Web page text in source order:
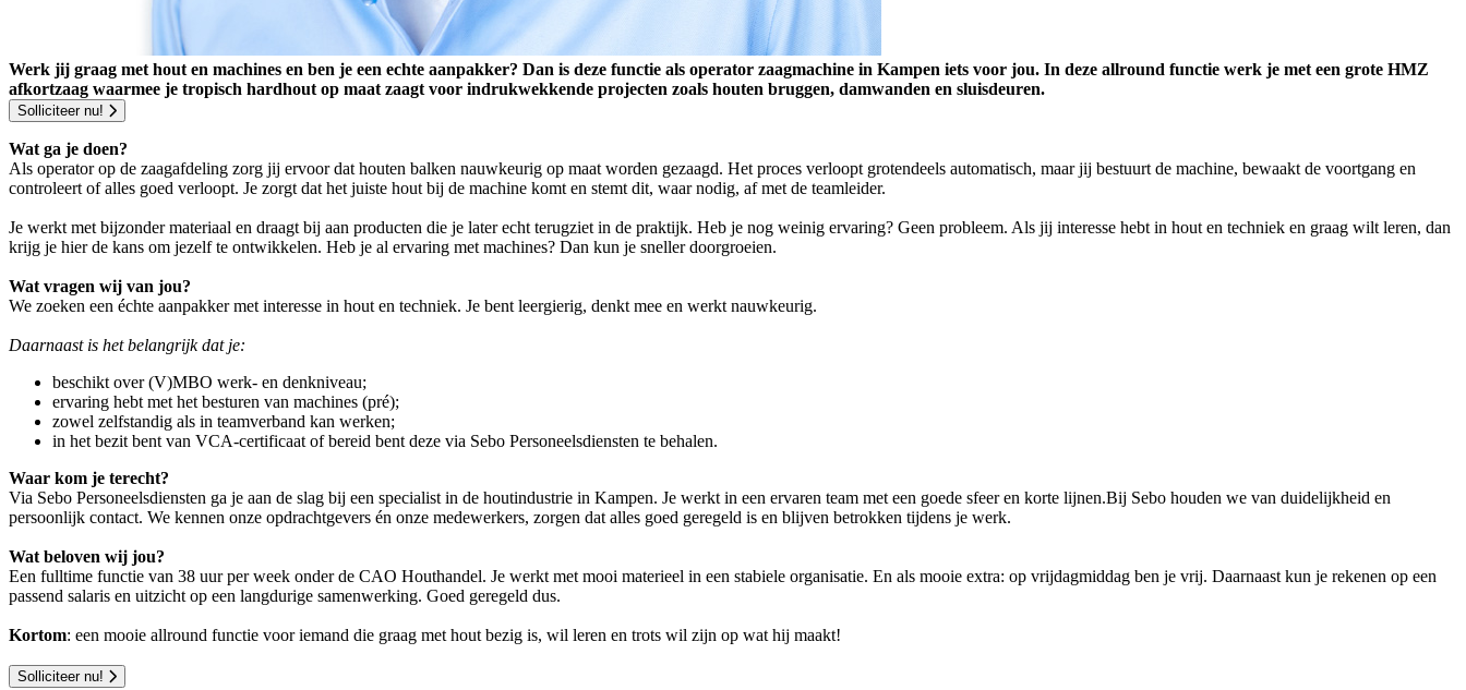
Werk jij graag met hout en machines en ben je een echte aanpakker? Dan is deze functie als operator zaagmachine in Kampen iets voor jou. In deze allround functie werk je met een grote HMZ
afkortzaag waarmee je tropisch hardhout op maat zaagt voor indrukwekkende projecten zoals houten bruggen, damwanden en sluisdeuren.
Solliciteer nu!
Wat ga je doen?
Als operator op de zaagafdeling zorg jij ervoor dat houten balken nauwkeurig op maat worden gezaagd. Het proces verloopt grotendeels automatisch, maar jij bestuurt de machine, bewaakt de voortgang en
controleert of alles goed verloopt. Je zorgt dat het juiste hout bij de machine komt en stemt dit, waar nodig, af met de teamleider.
Je werkt met bijzonder materiaal en draagt bij aan producten die je later echt terugziet in de praktijk. Heb je nog weinig ervaring? Geen probleem. Als jij interesse hebt in hout en techniek en graag wilt leren, dan
krijg je hier de kans om jezelf te ontwikkelen. Heb je al ervaring met machines? Dan kun je sneller doorgroeien.
Wat vragen wij van jou?
We zoeken een échte aanpakker met interesse in hout en techniek. Je bent leergierig, denkt mee en werkt nauwkeurig.
Daarnaast is het belangrijk dat je:
beschikt over (V)MBO werk- en denkniveau;
ervaring hebt met het besturen van machines (pré);
zowel zelfstandig als in teamverband kan werken;
in het bezit bent van VCA-certificaat of bereid bent deze via Sebo Personeelsdiensten te behalen.
Waar kom je terecht?
Via Sebo Personeelsdiensten ga je aan de slag bij een specialist in de houtindustrie in Kampen. Je werkt in een ervaren team met een goede sfeer en korte lijnen.Bij Sebo houden we van duidelijkheid en
persoonlijk contact. We kennen onze opdrachtgevers én onze medewerkers, zorgen dat alles goed geregeld is en blijven betrokken tijdens je werk.
Wat beloven wij jou?
Een fulltime functie van 38 uur per week onder de CAO Houthandel. Je werkt met mooi materieel in een stabiele organisatie. En als mooie extra: op vrijdagmiddag ben je vrij. Daarnaast kun je rekenen op een
passend salaris en uitzicht op een langdurige samenwerking. Goed geregeld dus.
Kortom: een mooie allround functie voor iemand die graag met hout bezig is, wil leren en trots wil zijn op wat hij maakt!
Solliciteer nu!